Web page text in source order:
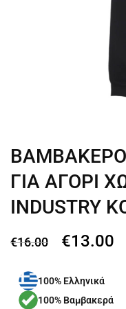
ΓΙΑ ΑΓΟΡΙ
INDUSTRY
€16.00 €13.00
100% Ελληνικά
100% Βαμβακερά